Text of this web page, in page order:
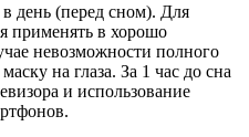
день (перед сном). Для
применять в хорошо
невозможности полного
на глаза. За 1 час до сна
и использование